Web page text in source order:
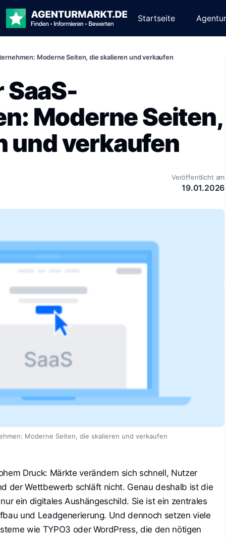
Startseite
Moderne Seiten, die skalieren und verkaufen
Moderne Seiten,
und verkaufen
Veröffentlicht am
19.01.2026
Moderne Seiten, die skalieren und verkaufen
Druck: Märkte verändern sich schnell, Nutzer
der Wettbewerb schläft nicht. Genau deshalb ist die
ein digitales Aushängeschild. Sie ist ein zentrales
und Leadgenerierung. Und dennoch setzen viele
wie TYPO3 oder WordPress, die den nötigen